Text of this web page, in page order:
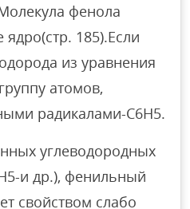
фенола
185).Если
из уравнения
атомов,
радикалами-C6H5.
углеводородных
и др.), фенильный
свойством слабо